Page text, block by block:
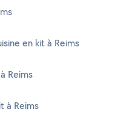
en kit à Reims
Reims
à Reims